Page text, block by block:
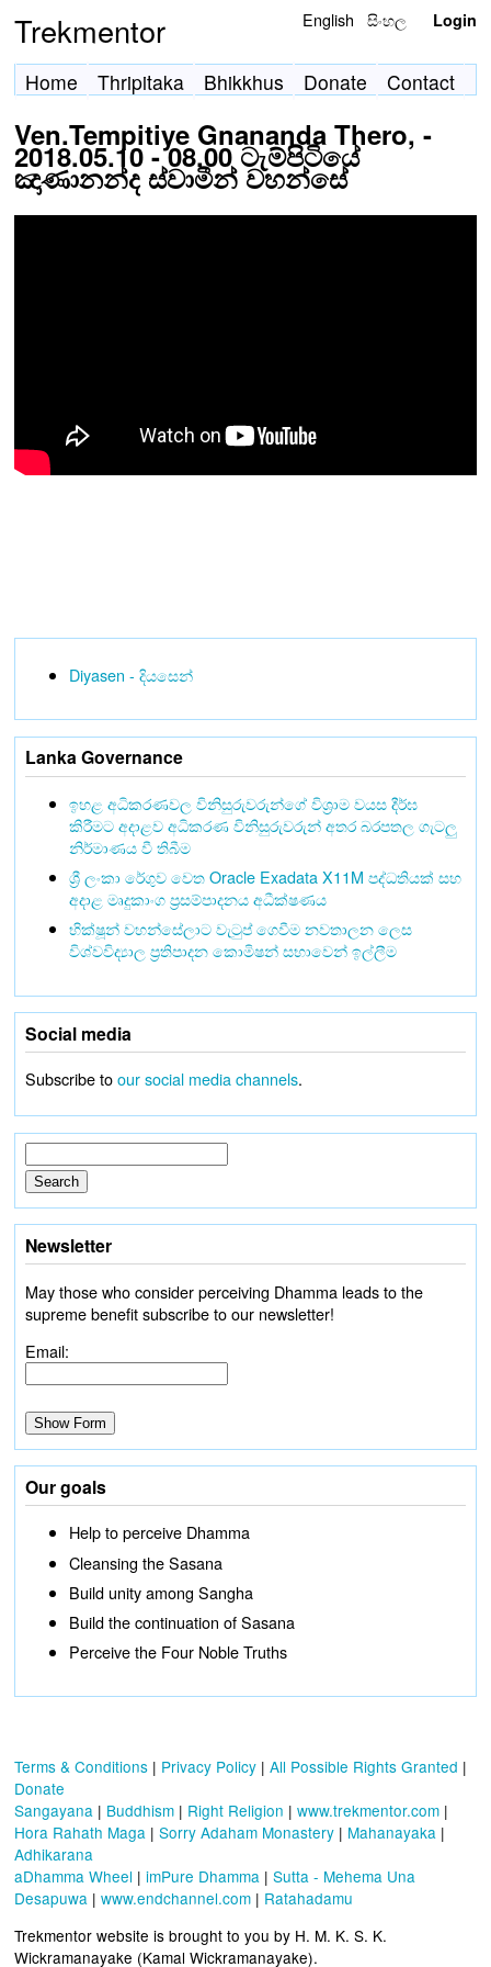
Trekmentor English සිංහල Login
Home Thripitaka Bhikkhus Donate Contact
Ven.Tempitiye Gnananda Thero, -
2018.05.10 - 08.00 ටැම්පිටියේ
ඤාණානන්ද ස්‌වාමීන් වහන්සේ
Diyasen - දියසෙන්
Lanka Governance
ඉහළ අධිකරණවල විනිසුරුවරුන්ගේ විශ්‍රාම වයස දීර්ඝ
කිරීමට අදාළව අධිකරණ විනිසුරුවරුන් අතර බරපතල ගැටලු
නිර්මාණය වී තිබීම
ශ්‍රී ලංකා රේගුව වෙත Oracle Exadata X11M පද්ධතියක් සහ
අදාළ මෘදුකාංග ප්‍රසම්පාදනය අධීක්ෂණය
භික්ෂූන් වහන්සේලාට වැටුප් ගෙවීම නවතාලන ලෙස
විශ්වවිද්‍යාල ප්‍රතිපාදන කොමිෂන් සභාවෙන් ඉල්ලීම
Social media
Subscribe toour social media channels.
Newsletter
May those who consider perceiving Dhamma leads to the
supreme benefit subscribe to our newsletter!
Email:
Our goals
Help to perceive Dhamma
Cleansing the Sasana
Build unity among Sangha
Build the continuation of Sasana
Perceive the Four Noble Truths
Terms & Conditions | Privacy Policy | All Possible Rights Granted |
Donate
Sangayana | Buddhism | Right Religion | www.trekmentor.com |
Hora Rahath Maga | Sorry Adaham Monastery | Mahanayaka |
Adhikarana
aDhamma Wheel | imPure Dhamma | Sutta - Mehema Una
Desapuwa | www.endchannel.com | Ratahadamu
Trekmentor website is brought to you by H. M. K. S. K.
Wickramanayake (Kamal Wickramanayake).